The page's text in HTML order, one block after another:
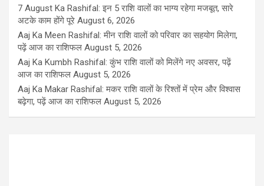
7 August Ka Rashifal: इन 5 राशि वालों का भाग्य रहेगा मजबूत, सारे
अटके काम होंगे पूरे August 6, 2026
Aaj Ka Meen Rashifal: मीन राशि वालों को परिवार का सहयोग मिलेगा,
पढ़ें आज का राशिफल August 5, 2026
Aaj Ka Kumbh Rashifal: कुंभ राशि वालों को मिलेंगे नए अवसर, पढ़ें
आज का राशिफल August 5, 2026
Aaj Ka Makar Rashifal: मकर राशि वालों के रिश्तों में प्रेम और विश्वास
बढ़ेगा, पढ़ें आज का राशिफल August 5, 2026